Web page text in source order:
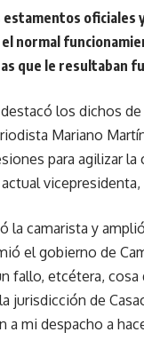
normal
que le resultaban
los dichos de
Mariano
para agilizar
vicepresidenta,
la camarista y
el gobierno de
fallo, etcétera,
jurisdicción de
a mi despacho a